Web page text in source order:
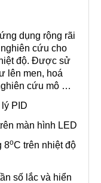
dụng rộng rãi
cứu cho
độ. Được sử
lên men, hoá
cứu mô …
PID
màn hình LED
8oC trên nhiệt độ
số lắc và hiển